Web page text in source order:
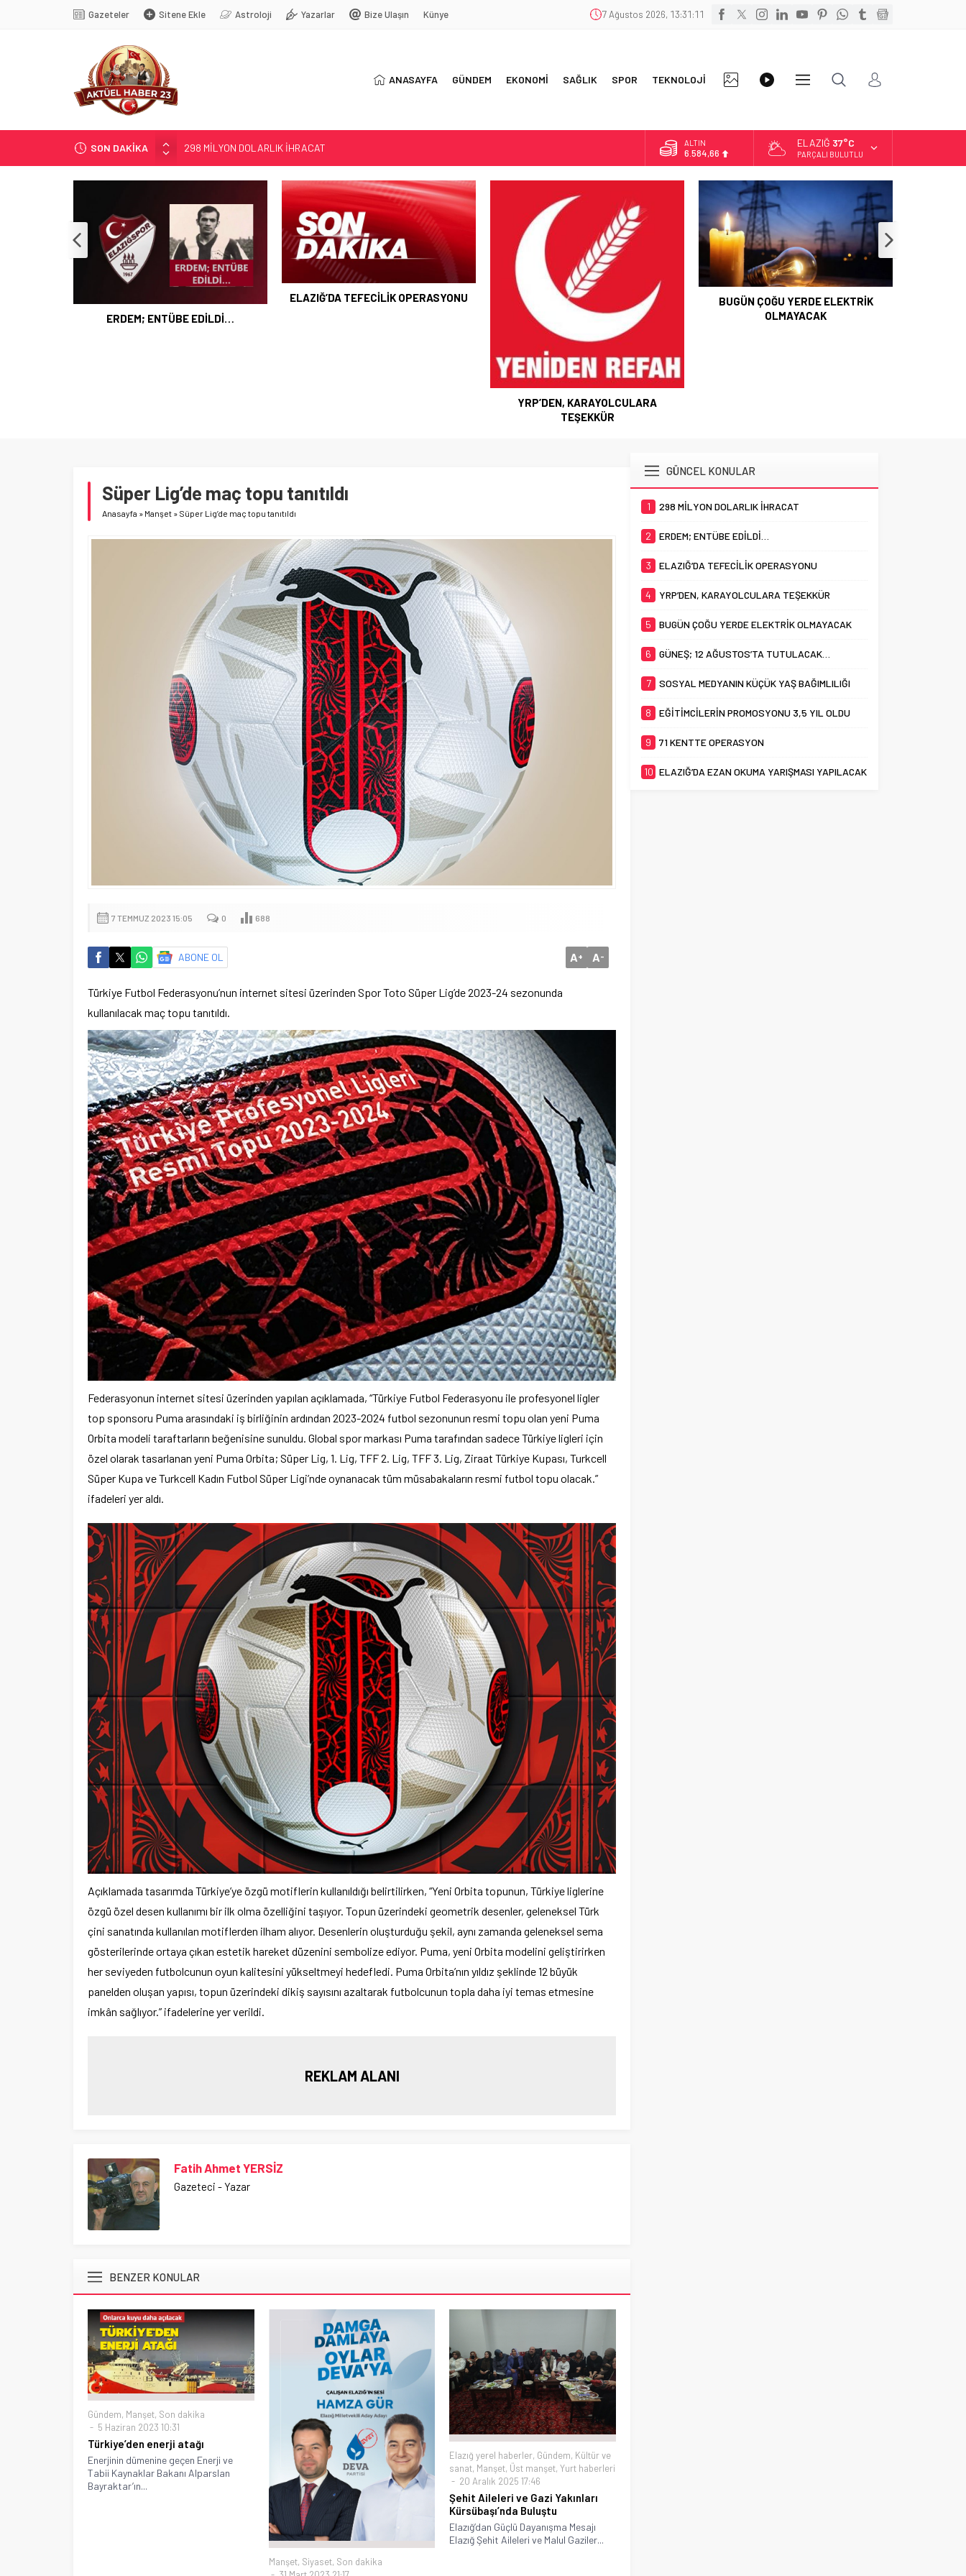
Gazeteler Sitene Ekle Astroloji Yazarlar Bize Ulaşın Künye 7 Ağustos 2026, 13:31:13
ANASAYFA GÜNDEM EKONOMİ SAĞLIK SPOR TEKNOLOJİ
GALERİGALERİ
DİĞER
SON DAKİKA
298 MİLYON DOLARLIK İHRACAT
ELAZIĞ’DA TEFECİLİK OPERASYONU
YRP’DEN, KARAYOLCULARA TEŞEKKÜR
TÜRK OĞUZ BOYLARI
BİST
13.889,75
DOLAR
55,0051
6.584,66
ELAZIĞ 37°C
PARÇALI BULUTLU
ERDEM; ENTÜBE EDİLDİ…
ELAZIĞ’DA TEFECİLİK OPERASYONU
YRP’DEN, KARAYOLCULARA
TEŞEKKÜR
BUGÜN ÇOĞU YERDE ELEKTRİK
OLMAYACAK
Süper Lig’de maç topu tanıtıldı
Anasayfa » Manşet » Süper Lig’de maç topu tanıtıldı
7 TEMMUZ 2023 15:05 0 688
ABONE OL A+ A-
Türkiye Futbol Federasyonu’nun internet sitesi üzerinden Spor Toto Süper Lig’de 2023-24 sezonunda
kullanılacak maç topu tanıtıldı.
Federasyonun internet sitesi üzerinden yapılan açıklamada, “Türkiye Futbol Federasyonu ile profesyonel ligler
top sponsoru Puma arasındaki iş birliğinin ardından 2023-2024 futbol sezonunun resmi topu olan yeni Puma
Orbita modeli taraftarların beğenisine sunuldu. Global spor markası Puma tarafından sadece Türkiye ligleri için
özel olarak tasarlanan yeni Puma Orbita; Süper Lig, 1. Lig, TFF 2. Lig, TFF 3. Lig, Ziraat Türkiye Kupası, Turkcell
Süper Kupa ve Turkcell Kadın Futbol Süper Ligi’nde oynanacak tüm müsabakaların resmi futbol topu olacak.”
ifadeleri yer aldı.
Açıklamada tasarımda Türkiye’ye özgü motiflerin kullanıldığı belirtilirken, “Yeni Orbita topunun, Türkiye liglerine
özgü özel desen kullanımı bir ilk olma özelliğini taşıyor. Topun üzerindeki geometrik desenler, geleneksel Türk
çini sanatında kullanılan motiflerden ilham alıyor. Desenlerin oluşturduğu şekil, aynı zamanda geleneksel sema
gösterilerinde ortaya çıkan estetik hareket düzenini sembolize ediyor. Puma, yeni Orbita modelini geliştirirken
her seviyeden futbolcunun oyun kalitesini yükseltmeyi hedefledi. Puma Orbita’nın yıldız şeklinde 12 büyük
panelden oluşan yapısı, topun üzerindeki dikiş sayısını azaltarak futbolcunun topla daha iyi temas etmesine
imkân sağlıyor.” ifadelerine yer verildi.
REKLAM ALANI
Fatih Ahmet YERSİZ
Gazeteci - Yazar
BENZER KONULAR
Gündem, Manşet, Son dakika
5 Haziran 2023 10:31
Türkiye’den enerji atağı
Enerjinin dümenine geçen Enerji ve
Tabii Kaynaklar Bakanı Alparslan
Bayraktar’ın...
Manşet, Siyaset, Son dakika
Elazığ yerel haberler, Gündem, Kültür ve
sanat, Manşet, Üst manşet,Yurt haberleri
20 Aralık 2025 17:46
Şehit Aileleri ve Gazi Yakınları
Kürsübaşı’nda Buluştu
Elazığ’dan Güçlü Dayanışma Mesajı
Elazığ Şehit Aileleri ve Malul Gaziler...
GÜNCEL KONULAR
1 298 MİLYON DOLARLIK İHRACAT
2 ERDEM; ENTÜBE EDİLDİ…
3 ELAZIĞ’DA TEFECİLİK OPERASYONU
4 YRP’DEN, KARAYOLCULARA TEŞEKKÜR
5 BUGÜN ÇOĞU YERDE ELEKTRİK OLMAYACAK
6 GÜNEŞ; 12 AĞUSTOS’TA TUTULACAK…
7 SOSYAL MEDYANIN KÜÇÜK YAŞ BAĞIMLILIĞI
8 EĞİTİMCİLERİN PROMOSYONU 3,5 YIL OLDU
9 71 KENTTE OPERASYON
10 ELAZIĞ’DA EZAN OKUMA YARIŞMASI YAPILACAK